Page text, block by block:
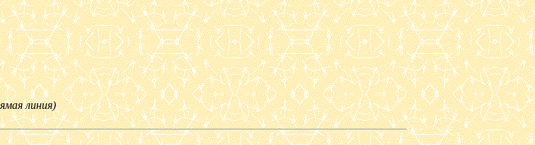
линия)